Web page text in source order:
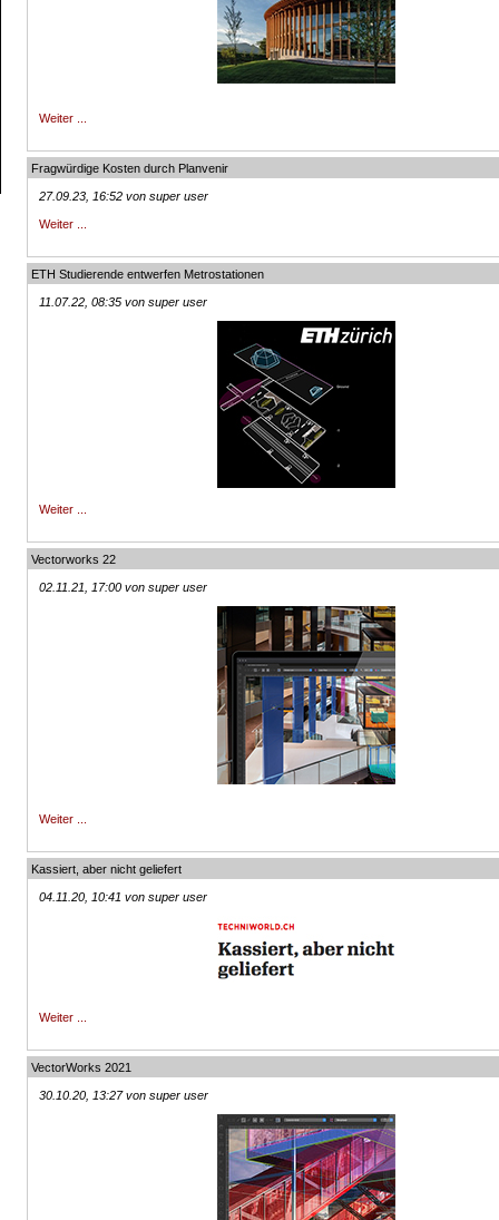
Weiter ...
Fragwürdige Kosten durch Planvenir
27.09.23, 16:52 von super user
Weiter ...
ETH Studierende entwerfen Metrostationen
11.07.22, 08:35 von super user
Weiter ...
Vectorworks 22
02.11.21, 17:00 von super user
Weiter ...
Kassiert, aber nicht geliefert
04.11.20, 10:41 von super user
Weiter ...
VectorWorks 2021
30.10.20, 13:27 von super user